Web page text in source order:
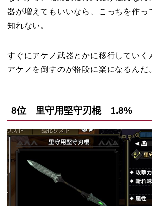
器が増えてもいいなら、こっちを作っ
知れない。
すぐにアケノ武器とかに移行していく
アケノを倒すのが格段に楽になるんだ。
8位 里守用堅守刃棍 1.8%